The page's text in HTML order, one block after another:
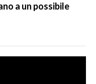
a un possibile